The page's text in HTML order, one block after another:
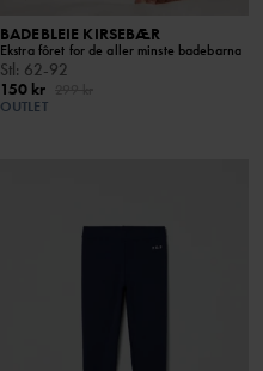
BADEBLEIE KIRSEBÆR
Ekstra fôret for de aller minste badebarna
Stl: 62-92
150 kr
OUTLET